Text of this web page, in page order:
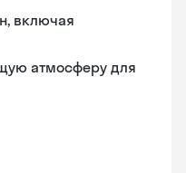
включая
атмосферу для